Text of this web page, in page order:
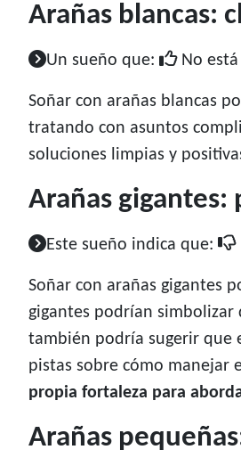
Arañas blancas:
Un sueño que: No está
Soñar con arañas blancas
tratando con asuntos
soluciones limpias y
Arañas
Este sueño indica que:
Soñar con arañas gigantes
gigantes podrían simbolizar
también podría sugerir que
pistas sobre cómo manejar
propia fortaleza para
Arañas